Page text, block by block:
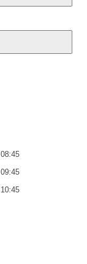
08:45
09:45
10:45